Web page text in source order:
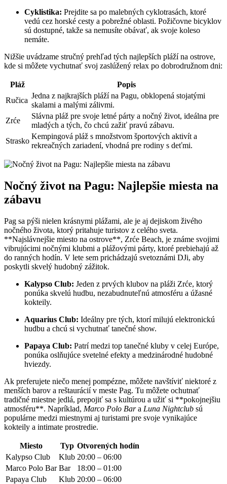
Cyklistika: Prejdite sa po malebných cyklotrasách, ktoré
vedú cez horské⁢ cesty a pobrežné oblasti. Požičovne bicyklov
‌sú dostupné, takže sa nemusíte obávať, ak svoje koleso
nemáte.
Nižšie uvádzame stručný prehľad tých najlepších pláží na ostrove,⁤
kde si môžete vychutnať⁣ svoj zaslúžený⁤ relax po dobrodružnom dni:
Pláž
Popis
Ručica
Jedna z⁢ najkrajších ​pláží na ⁣Pagu, obklopená stojatými
skalami a malými zálivmi.
Zrće
Slávna pláž pre svoje letné párty a nočný život, ideálna pre
mladých a tých, čo chcú zažiť⁤ pravú zábavu.
Strasko
Kempingová pláž⁣ s množstvom⁣ športových aktivít a
rekreačných zariadení, vhodná pre rodiny s deťmi.
Nočný život na Pagu: Najlepšie​ miesta na
zábavu
Pag sa pýši nielen krásnymi plážami, ale je‌ aj dejiskom živého
nočného života, ktorý pritahuje turistov z celého sveta.
**Najslávnejšie miesto na ostrove**, Zrće ⁣Beach, je známe svojimi
vibrujúcimi nočnými klubmi a plážovými párty, ktoré⁣ prebiehajú až
do ranných hodín.⁣ V​ lete⁤ sem prichádzajú svetoznámi DJi, aby
poskytli skvelý hudobný zážitok.
Kalypso Club: Jeden z​ prvých klubov na pláži Zrće, ktorý
ponúka skvelú ​hudbu, nezabudnuteľnú atmosféru ‍a úžasné
kokteily.
Aquarius Club: Ideálny pre tých, ktorí‍ milujú elektronickú
hudbu a⁢ chcú‌ si vychutnať tanečné show.
Papaya Club: Patrí medzi top tanečné kluby v celej Európe,
ponúka​ oslňujúce svetelné efekty a medzinárodné hudobné
hviezdy.
Ak preferujete niečo menej pompézne, môžete navštíviť niektoré⁢ z
menších barov a reštaurácií v meste​ Pag. Tu ‌môžete ochutnať
tradičné miestne jedlá, prepojiť sa s ‍kultúrou a užiť si‍ **pokojnejšiu
atmosféru**. Napríklad, Marco Polo Bar‌a Luna Nightclub sú
populárne medzi miestnymi aj turistami pre svoje vynikajúce
kokteily a intimate prostredie.
Miesto Typ Otvorených hodín
Kalypso Club
Klub 20:00 – 06:00
Marco Polo Bar Bar
18:00 – 01:00
Papaya Club
Klub 20:00 – 06:00